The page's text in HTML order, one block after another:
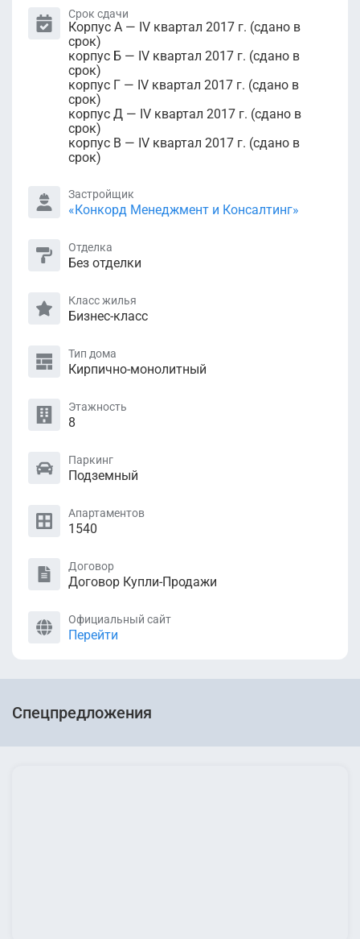
Срок сдачи
Корпус А — IV квартал 2017 г. (сдано в
срок)
корпус Б — IV квартал 2017 г. (сдано в
срок)
корпус Г — IV квартал 2017 г. (сдано в
срок)
корпус Д — IV квартал 2017 г. (сдано в
срок)
корпус В — IV квартал 2017 г. (сдано в
срок)
Застройщик
«Конкорд Менеджмент и Консалтинг»
Отделка
Без отделки
Класс жилья
Бизнес-класс
Тип дома
Кирпично-монолитный
Этажность
8
Паркинг
Подземный
Апартаментов
1540
Договор
Договор Купли-Продажи
Официальный сайт
Перейти
Спецпредложения